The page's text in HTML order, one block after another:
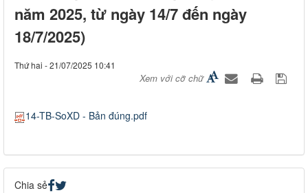
năm 2025, từ ngày 14/7 đến ngày
18/7/2025)
Thứ hai - 21/07/2025 10:41
Xem với cỡ chữ
14-TB-SoXD - Bản đúng.pdf
Chia sẻ